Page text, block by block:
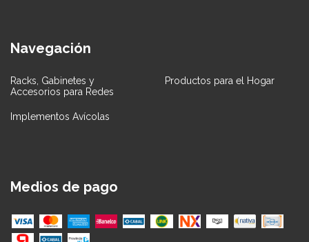
Navegación
Racks, Gabinetes y
Accesorios para Redes
Productos para el Hogar
Implementos Avícolas
Medios de pago